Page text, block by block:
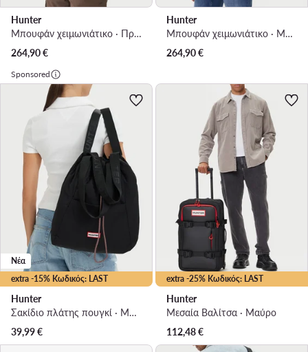
Hunter
Μπουφάν χειμωνιάτικο · Πράσινο
264,90€
Hunter
Μπουφάν χειμωνιάτικο · Μαύρο
264,90€
Sponsored
extra -15% Κωδικός: LAST
Νέα
Hunter
Σακίδιο πλάτης πουγκί · Μαύρο
39,99€
extra -25% Κωδικός: LAST
Hunter
Μεσαία Βαλίτσα · Μαύρο
112,48€